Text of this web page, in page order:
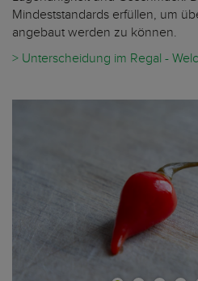
Mindeststandards erfüllen, um
angebaut werden zu können.
> Unterscheidung im Regal -